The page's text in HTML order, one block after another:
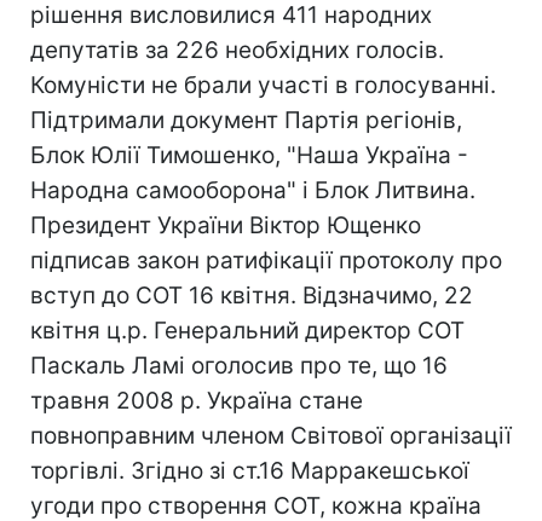
рішення висловилися 411 народних
депутатів за 226 необхідних голосів.
Комуністи не брали участі в голосуванні.
Підтримали документ Партія регіонів,
Блок Юлії Тимошенко, "Наша Україна -
Народна самооборона" і Блок Литвина.
Президент України Віктор Ющенко
підписав закон ратифікації протоколу про
вступ до СОТ 16 квітня. Відзначимо, 22
квітня ц.р. Генеральний директор СОТ
Паскаль Ламі оголосив про те, що 16
травня 2008 р. Україна стане
повноправним членом Світової організації
торгівлі. Згідно зі ст.16 Марракешської
угоди про створення СОТ, кожна країна